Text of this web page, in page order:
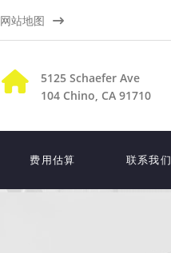
网站地图
5125 Schaefer Ave
104 Chino, CA 91710
费用估算 联系我们